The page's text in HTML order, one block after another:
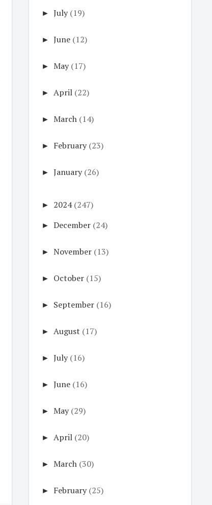
► July (19)
► June (12)
► May (17)
► April (22)
► March (14)
► February (23)
► January (26)
► 2024 (247)
► December (24)
► November (13)
► October (15)
► September (16)
► August (17)
► July (16)
► June (16)
► May (29)
► April (20)
► March (30)
► February (25)